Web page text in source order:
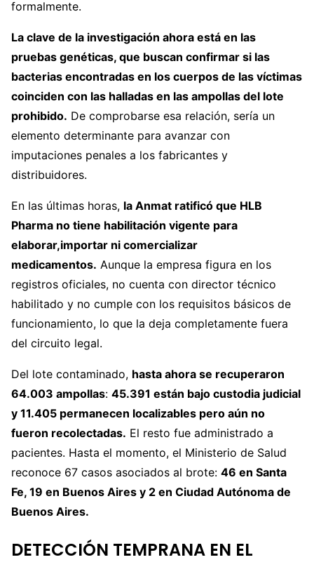
formalmente.
La clave de la investigación ahora está en las
pruebas genéticas, que buscan confirmar si las
bacterias encontradas en los cuerpos de las víctimas
coinciden con las halladas en las ampollas del lote
prohibido. De comprobarse esa relación, sería un
elemento determinante para avanzar con
imputaciones penales a los fabricantes y
distribuidores.
En las últimas horas, la Anmat ratificó que HLB
Pharma no tiene habilitación vigente para
elaborar,importar ni comercializar
medicamentos. Aunque la empresa figura en los
registros oficiales, no cuenta con director técnico
habilitado y no cumple con los requisitos básicos de
funcionamiento, lo que la deja completamente fuera
del circuito legal.
Del lote contaminado, hasta ahora se recuperaron
64.003 ampollas: 45.391 están bajo custodia judicial
y 11.405 permanecen localizables pero aún no
fueron recolectadas. El resto fue administrado a
pacientes. Hasta el momento, el Ministerio de Salud
reconoce 67 casos asociados al brote: 46 en Santa
Fe, 19 en Buenos Aires y 2 en Ciudad Autónoma de
Buenos Aires.
DETECCIÓN TEMPRANA EN EL